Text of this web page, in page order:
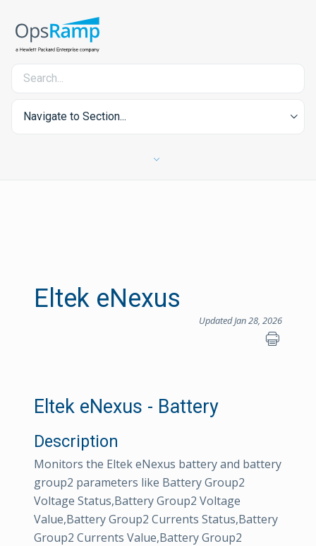
Navigate to Section...
Eltek eNexus
Updated Jan 28, 2026
Eltek eNexus - Battery
Description
Monitors the Eltek eNexus battery and battery
group2 parameters like Battery Group2
Voltage Status,Battery Group2 Voltage
Value,Battery Group2 Currents Status,Battery
Group2 Currents Value,Battery Group2